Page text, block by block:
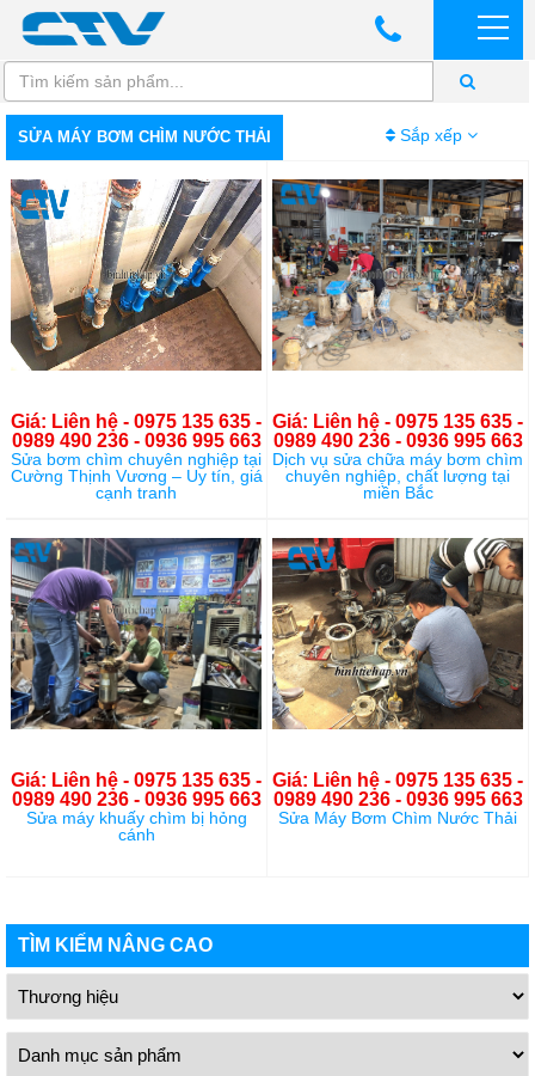
SỬA MÁY BƠM CHÌM NƯỚC THẢI Sắp xếp
Giá: Liên hệ - 0975 135 635 -
0989 490 236 - 0936 995 663
Sửa bơm chìm chuyên nghiệp tại
Cường Thịnh Vương – Uy tín, giá
cạnh tranh
Giá: Liên hệ - 0975 135 635 -
0989 490 236 - 0936 995 663
Dịch vụ sửa chữa máy bơm chìm
chuyên nghiệp, chất lượng tại
miền Bắc
Giá: Liên hệ - 0975 135 635 -
0989 490 236 - 0936 995 663
Sửa máy khuấy chìm bị hỏng
cánh
Giá: Liên hệ - 0975 135 635 -
0989 490 236 - 0936 995 663
Sửa Máy Bơm Chìm Nước Thải
TÌM KIẾM NÂNG CAO